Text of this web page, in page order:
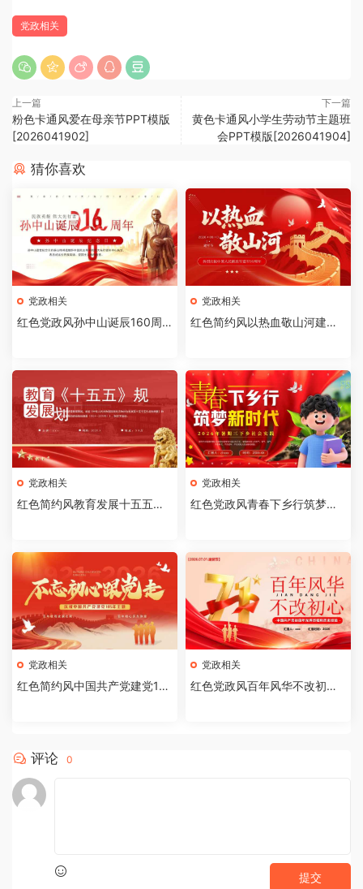
党政相关
上一篇
粉色卡通风爱在母亲节PPT模版
[2026041902]
下一篇
黄色卡通风小学生劳动节主题班
会PPT模版[2026041904]
猜你喜欢
党政相关
红色党政风孙中山诞辰160周
党政相关
红色简约风以热血敬山河建军
党政相关
红色简约风教育发展十五五规
党政相关
红色党政风青春下乡行筑梦新
党政相关
红色简约风中国共产党建党10
党政相关
红色党政风百年风华不改初心P
评论 0
提交